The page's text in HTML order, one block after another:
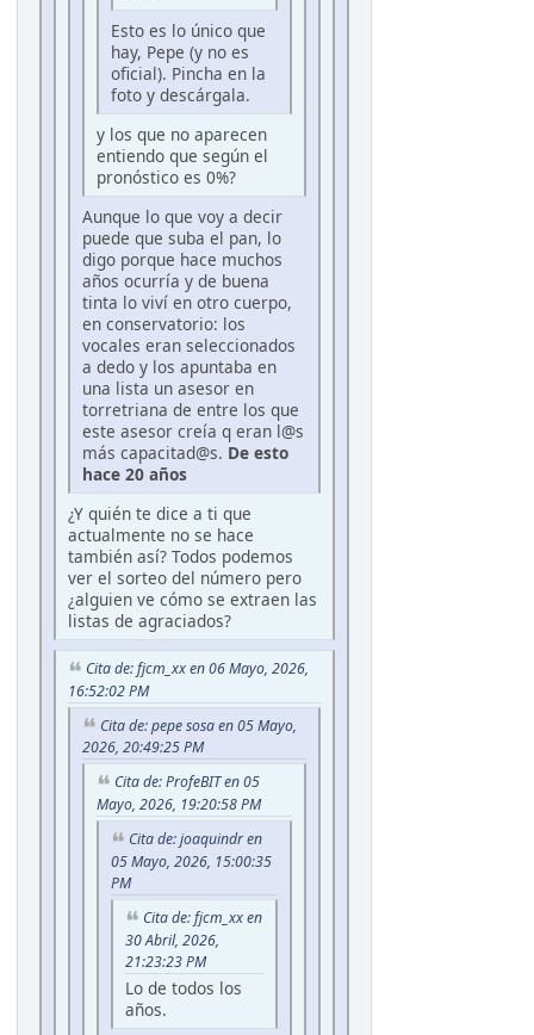
Esto es lo único que
hay, Pepe (y no es
oficial). Pincha en la
foto y descárgala.
y los que no aparecen
entiendo que según el
pronóstico es 0%?
Aunque lo que voy a decir
puede que suba el pan, lo
digo porque hace muchos
años ocurría y de buena
tinta lo viví en otro cuerpo,
en conservatorio: los
vocales eran seleccionados
a dedo y los apuntaba en
una lista un asesor en
torretriana de entre los que
este asesor creía q eran l@s
más capacitad@s. De esto
hace 20 años
¿Y quién te dice a ti que
actualmente no se hace
también así? Todos podemos
ver el sorteo del número pero
¿alguien ve cómo se extraen las
listas de agraciados?
Cita de: fjcm_xx en 06 Mayo, 2026,
16:52:02 PM
Cita de: pepe sosa en 05 Mayo,
2026, 20:49:25 PM
Cita de: ProfeBIT en 05
Mayo, 2026, 19:20:58 PM
Cita de: joaquindr en
05 Mayo, 2026, 15:00:35
PM
Cita de: fjcm_xx en
30 Abril, 2026,
21:23:23 PM
Lo de todos los
años.